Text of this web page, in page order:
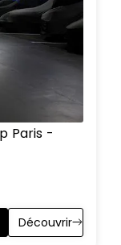
Paris -
Découvrir